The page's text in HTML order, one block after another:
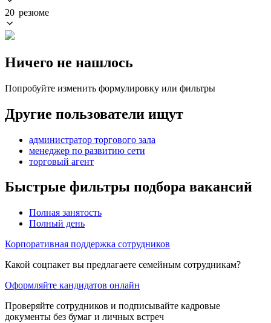
20 резюме
Ничего не нашлось
Попробуйте изменить формулировку или фильтры
Другие пользователи ищут
администратор торгового зала
менеджер по развитию сети
торговый агент
Быстрые фильтры подбора вакансий
Полная занятость
Полный день
Корпоративная поддержка сотрудников
Какой соцпакет вы предлагаете семейным сотрудникам?
Оформляйте кандидатов онлайн
Проверяйте сотрудников и подписывайте кадровые
документы без бумаг и личных встреч